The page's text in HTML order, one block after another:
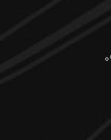
دماوند ، پاساژ الهیه ،